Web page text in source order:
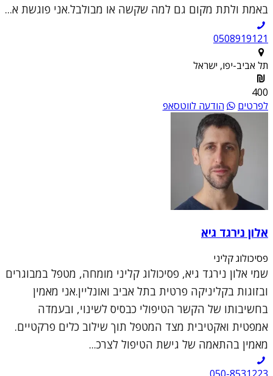
באמת ולתת מקום גם למה שקשה או מבולבל.אני פוגשת א...
0508919121
תל אביב-יפו, ישראל
400
לפרטים
הודעה לווטסאפ
אלון נירגד גיא
פסיכולוג קליני
שמי אלון נירגד גיא, פסיכולוג קליני מומחה, מטפל במבוגרים
ובזוגות בקליניקה פרטית בתל אביב ואונליין.אני מאמין
בחשיבותו של הקשר הטיפולי כבסיס לשינוי, ובעמדה
אמפטית ואקטיבית מצד המטפל תוך שילוב כלים פרקטיים.
מאמין בהתאמה של גישת הטיפול לצרכ...